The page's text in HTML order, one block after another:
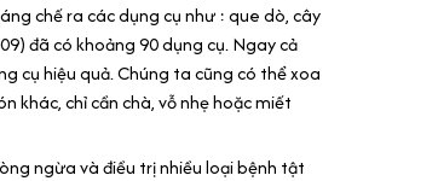
chế ra các dụng cụ như : que dò, cây
đã có khoảng 90 dụng cụ. Ngay cả
cụ hiệu quả. Chúng ta cũng có thể xoa
khác, chỉ cần chà, vỗ nhẹ hoặc miết
ngừa và điều trị nhiều loại bệnh tật